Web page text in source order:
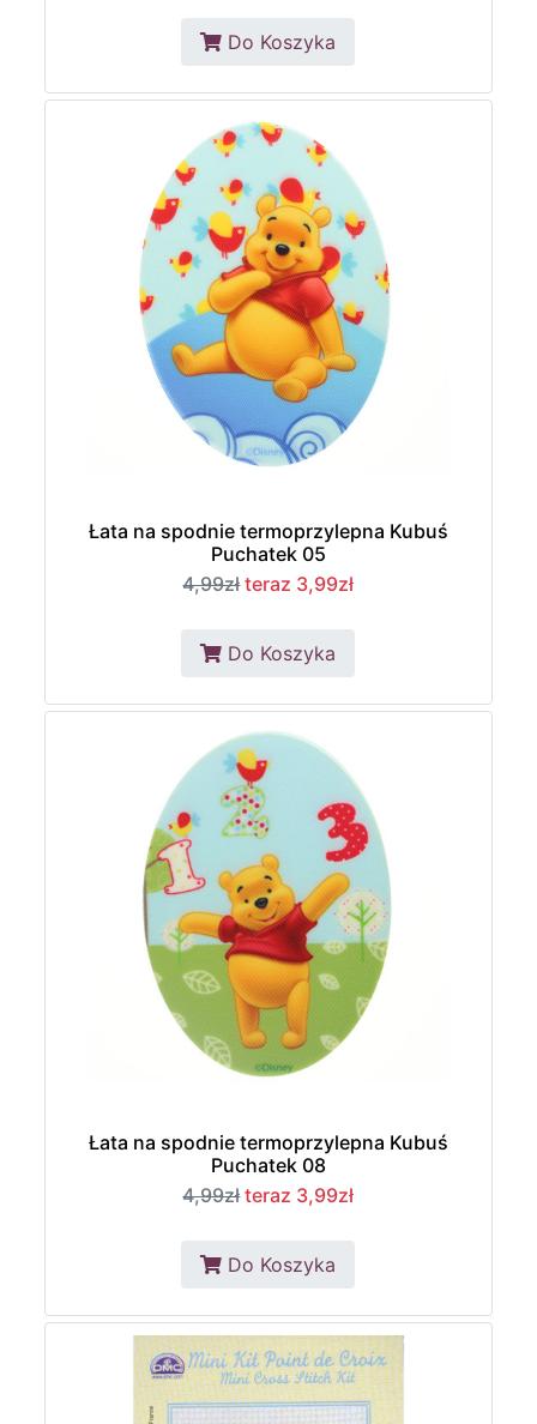
Do Koszyka
Łata na spodnie termoprzylepna Kubuś
Puchatek 05
4,99zł teraz 3,99zł
Do Koszyka
Łata na spodnie termoprzylepna Kubuś
Puchatek 08
4,99zł teraz 3,99zł
Do Koszyka